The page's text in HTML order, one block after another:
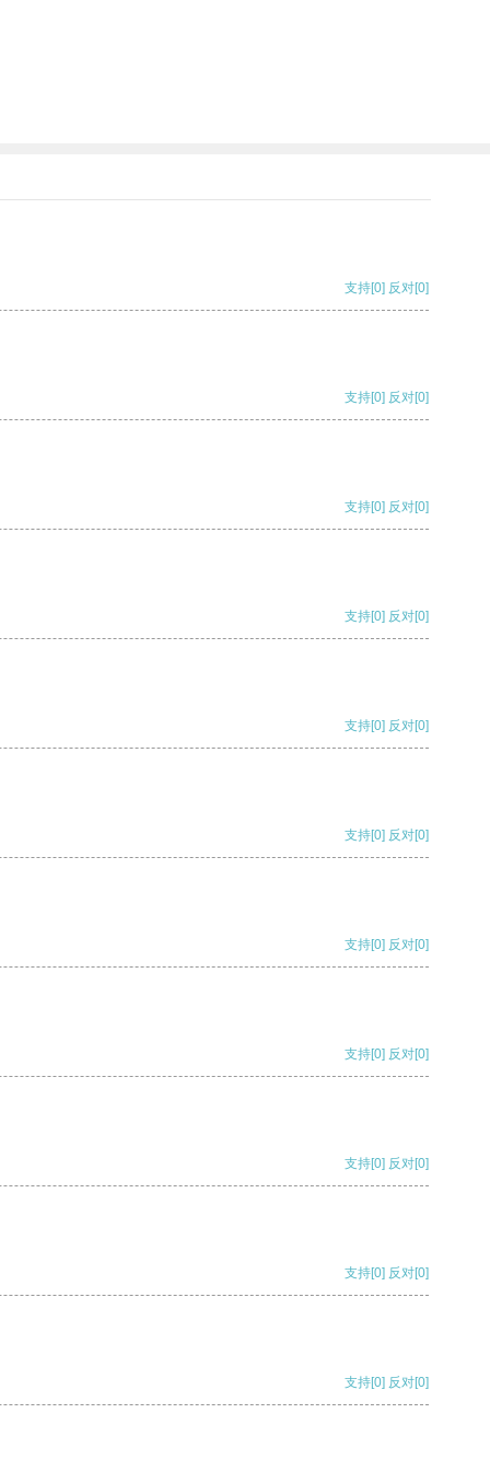
支持[0] 反对[0]
支持[0] 反对[0]
支持[0] 反对[0]
支持[0] 反对[0]
支持[0] 反对[0]
支持[0] 反对[0]
支持[0] 反对[0]
支持[0] 反对[0]
支持[0] 反对[0]
支持[0] 反对[0]
支持[0] 反对[0]